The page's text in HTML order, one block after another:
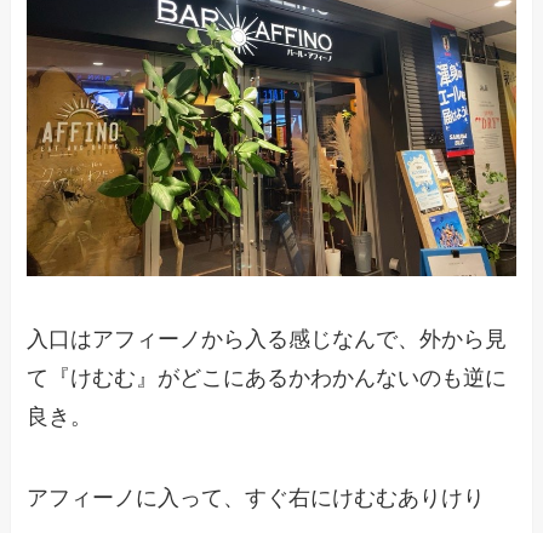
入口はアフィーノから入る感じなんで、外から見
て『けむむ』がどこにあるかわかんないのも逆に
良き。
アフィーノに入って、すぐ右にけむむありけり